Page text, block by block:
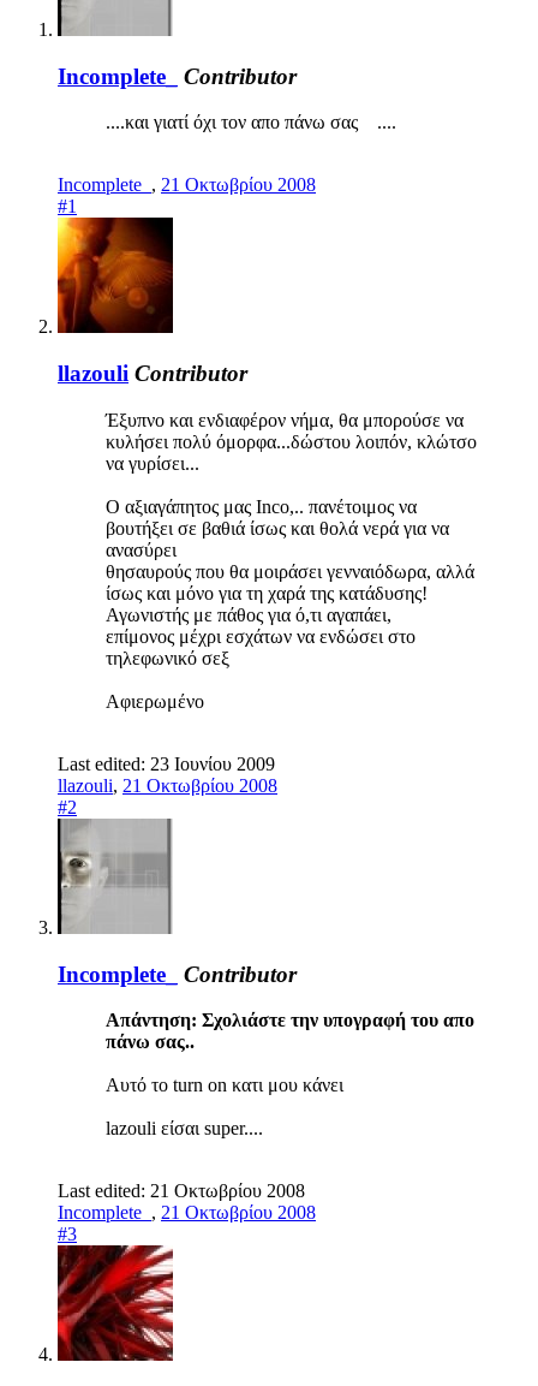
Incomplete_ Contributor
....και γιατί όχι τον απο πάνω σας ....
Incomplete_ , 21 Οκτωβρίου 2008
#1
llazouli Contributor
Έξυπνο και ενδιαφέρον νήμα, θα μπορούσε να
κυλήσει πολύ όμορφα...δώστου λοιπόν, κλώτσο
να γυρίσει...
Ο αξιαγάπητος μας Ιnco,.. πανέτοιμος να
βουτήξει σε βαθιά ίσως και θολά νερά για να
ανασύρει
θησαυρούς που θα μοιράσει γενναιόδωρα, αλλά
ίσως και μόνο για τη χαρά της κατάδυσης!
Αγωνιστής με πάθος για ό,τι αγαπάει,
επίμονος μέχρι εσχάτων να ενδώσει στο
τηλεφωνικό σεξ
Αφιερωμένο
Last edited: 23 Ιουνίου 2009
llazouli, 21 Οκτωβρίου 2008
#2
Incomplete_ Contributor
Απάντηση: Σχολιάστε την υπογραφή του απο
πάνω σας..
Αυτό το turn on κατι μου κάνει
lazouli είσαι super....
Last edited: 21 Οκτωβρίου 2008
Incomplete_ , 21 Οκτωβρίου 2008
#3